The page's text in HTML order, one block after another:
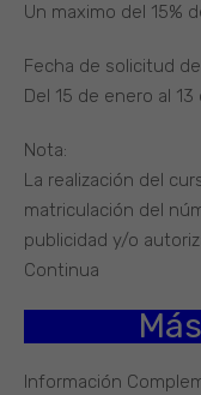
Un maximo del 15%
Fecha de solicitud
Del 15 de enero al
Nota:
La realización del
matriculación del
publicidad y/o
Continua
Información